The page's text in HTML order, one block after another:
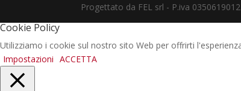
Progettato da FEL srl - P.iva
Cookie Policy
Utilizziamo i cookie sul nostro sito Web per offrirti
Impostazioni ACCETTA